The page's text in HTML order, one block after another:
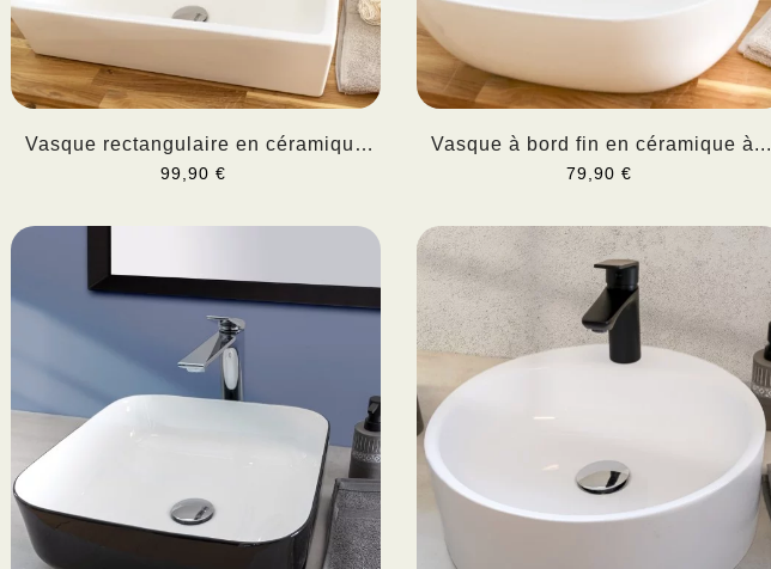
Vasque rectangulaire en céramique
à...
99,90 €
Vasque à bord fin en céramique à...
79,90 €